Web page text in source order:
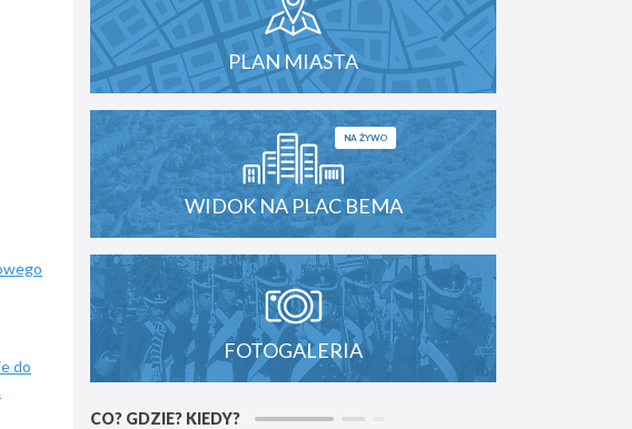
do
PLAN MIASTA
WIDOK NA PLAC BEMA
NA ŻYWO
FOTOGALERIA
CO? GDZIE? KIEDY?